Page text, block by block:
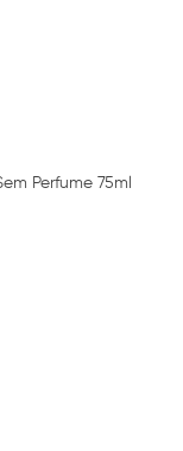
Perfume 75ml